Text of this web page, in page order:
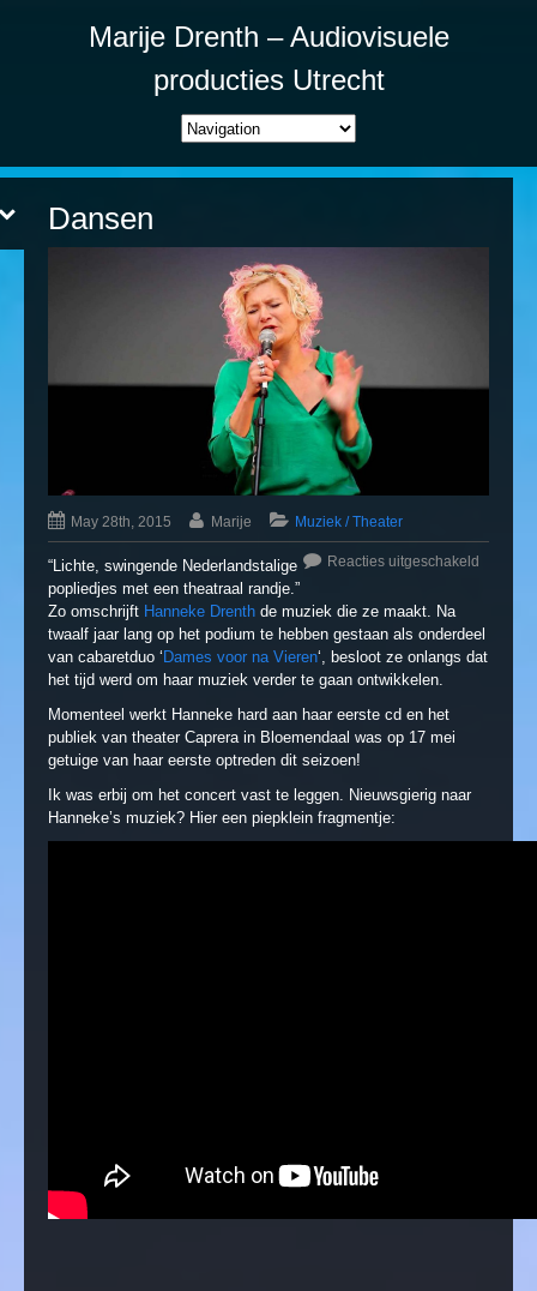
Marije Drenth – Audiovisuele
producties Utrecht
Dansen
May 28th, 2015 Marije Muziek / Theater
Reacties uitgeschakeld
“Lichte, swingende Nederlandstalige
popliedjes met een theatraal randje.”
Zo omschrijft Hanneke Drenth de muziek die ze maakt. Na
twaalf jaar lang op het podium te hebben gestaan als onderdeel
van cabaretduo ‘ Dames voor na Vieren‘, besloot ze onlangs dat
het tijd werd om haar muziek verder te gaan ontwikkelen.
Momenteel werkt Hanneke hard aan haar eerste cd en het
publiek van theater Caprera in Bloemendaal was op 17 mei
getuige van haar eerste optreden dit seizoen!
Ik was erbij om het concert vast te leggen. Nieuwsgierig naar
Hanneke’s muziek? Hier een piepklein fragmentje: